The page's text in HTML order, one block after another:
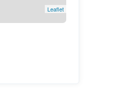
Leaflet